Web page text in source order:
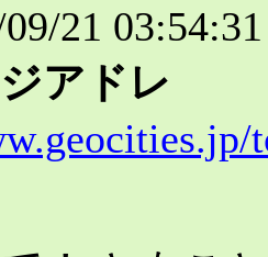
21 03:54:31
アドレ